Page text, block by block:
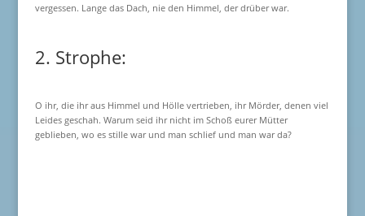
vergessen. Lange das Dach, nie den Himmel, der drüber war.
2. Strophe:
O ihr, die ihr aus Himmel und Hölle vertrieben, ihr Mörder, denen viel
Leides geschah. Warum seid ihr nicht im Schoß eurer Mütter
geblieben, wo es stille war und man schlief und man war da?